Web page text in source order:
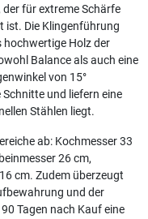
für extreme Schärfe
ist. Die Klingenführung
Holz der
Balance als auch eine
von 15°
und liefern eine
Stählen liegt.
ab: Kochmesser 33
26 cm,
cm. Zudem überzeugt
und der
Tagen nach Kauf eine